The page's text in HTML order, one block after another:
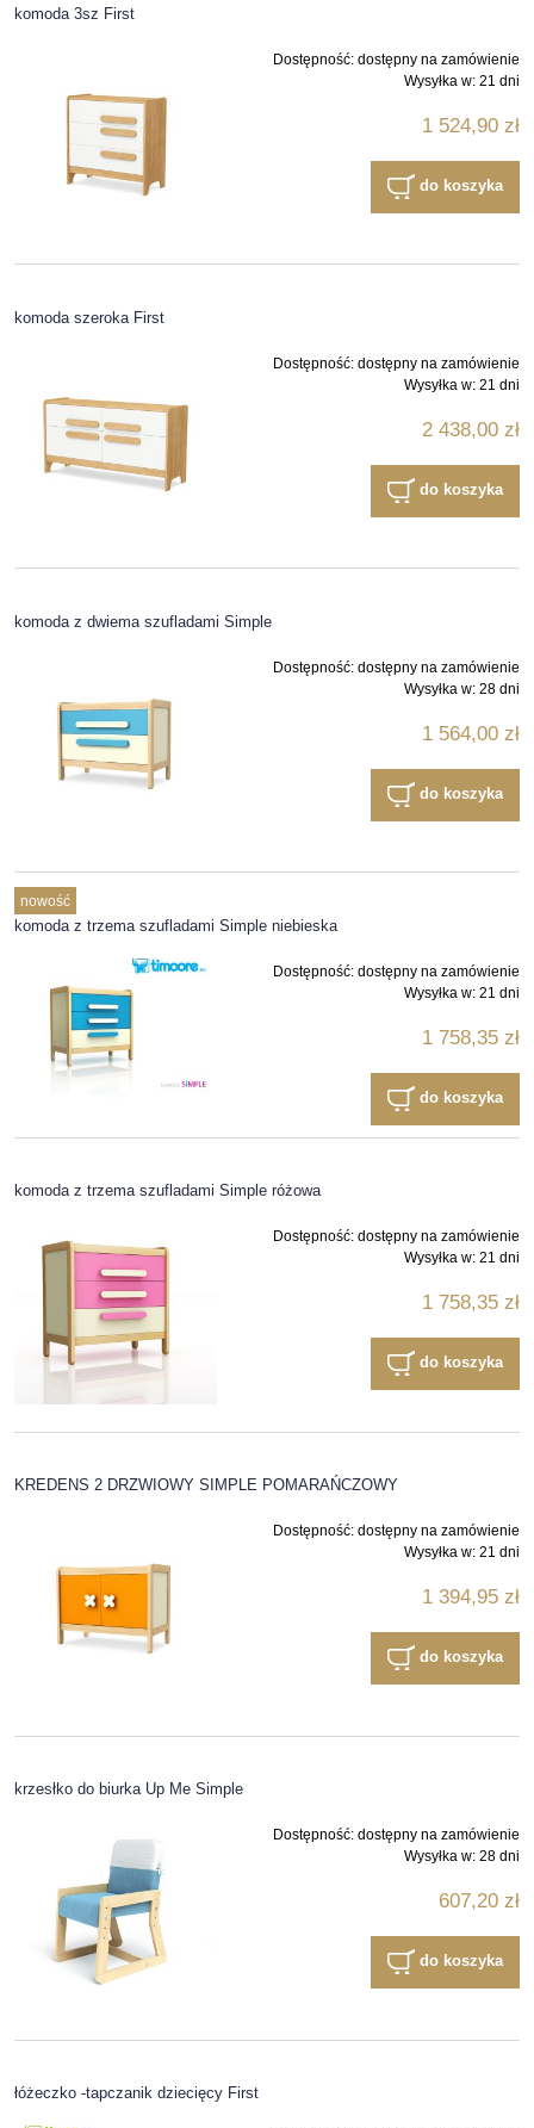
komoda 3sz First
Dostępność: dostępny na zamówienie
Wysyłka w: 21 dni
1 524,90 zł
do koszyka
komoda szeroka First
Dostępność: dostępny na zamówienie
Wysyłka w: 21 dni
2 438,00 zł
do koszyka
komoda z dwiema szufladami Simple
Dostępność: dostępny na zamówienie
Wysyłka w: 28 dni
1 564,00 zł
do koszyka
komoda z trzema szufladami Simple niebieska
Dostępność: dostępny na zamówienie
Wysyłka w: 21 dni
1 758,35 zł
do koszyka
nowość
komoda z trzema szufladami Simple różowa
Dostępność: dostępny na zamówienie
Wysyłka w: 21 dni
1 758,35 zł
do koszyka
KREDENS 2 DRZWIOWY SIMPLE POMARAŃCZOWY
Dostępność: dostępny na zamówienie
Wysyłka w: 21 dni
1 394,95 zł
do koszyka
krzesłko do biurka Up Me Simple
Dostępność: dostępny na zamówienie
Wysyłka w: 28 dni
607,20 zł
do koszyka
łóżeczko -tapczanik dziecięcy First